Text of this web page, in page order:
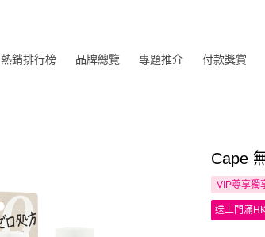
熱銷排行榜 品牌總覽 專題推介 付款獎賞
Cape
VIP尊享獨
送上門滿